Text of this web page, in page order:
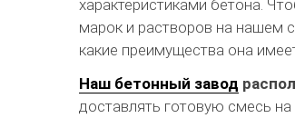
характеристиками бетона.
марок и растворов на нашем
какие преимущества она
Наш бетонный завод
доставлять готовую смесь